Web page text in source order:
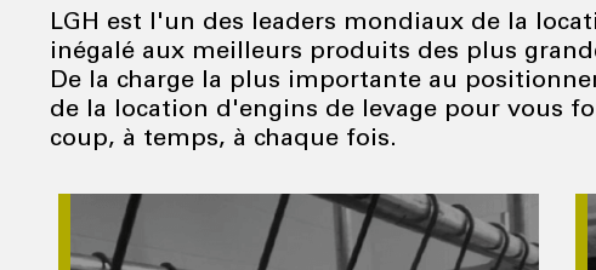
LGH est l'un des leaders mondiaux de la
inégalé aux meilleurs produits des plus
De la charge la plus importante au
de la location d'engins de levage pour vous
coup, à temps, à chaque fois.